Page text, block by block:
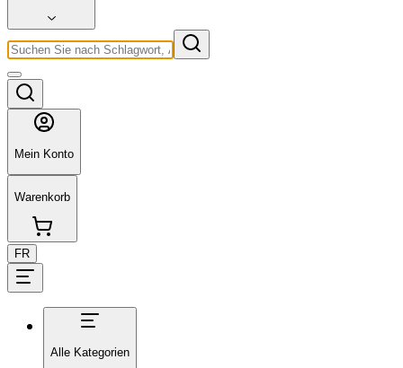
Mein Konto
Warenkorb
FR
Alle Kategorien